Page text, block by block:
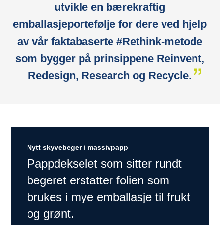
utvikle en bærekraftig
emballasjeportefølje for dere ved hjelp
av vår faktabaserte #Rethink-metode
som bygger på prinsippene Reinvent,
Redesign, Research og Recycle.
Nytt skyvebeger i massivpapp
Pappdekselet som sitter rundt
begeret erstatter folien som
brukes i mye emballasje til frukt
og grønt.